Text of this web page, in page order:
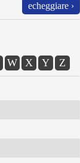
echeggiare ›
W X Y Z